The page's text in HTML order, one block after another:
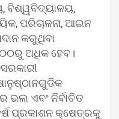
ବିଶ୍ୱବିଦ୍ୟାଳୟ,
ପରିଚାଳନା, ଆଇନ
କରୁଥିବା
ଅଧିକ ହେବ।
ଭଲ ଏବଂ ନିର୍ବାଚିତ
ପ୍ରକାଶନ କ୍ଷେତ୍ରକୁ